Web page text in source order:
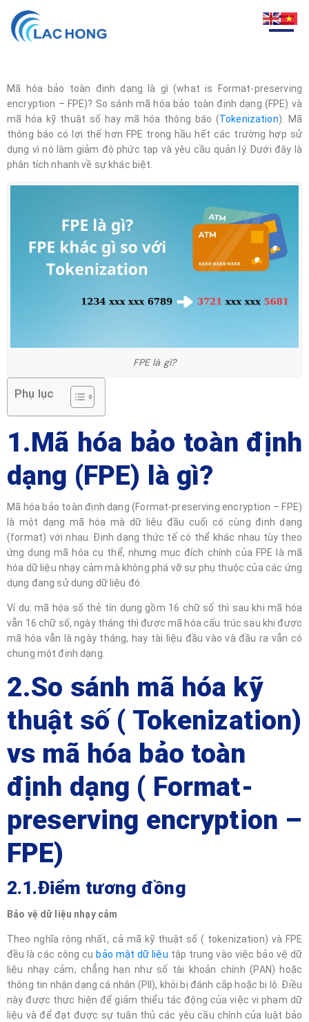
Mã hóa bảo toàn định dạng là gì (what is Format-preserving
encryption – FPE)? So sánh mã hóa bảo toàn định dạng (FPE) và
mã hóa kỹ thuật số hay mã hóa thông báo (Tokenization). Mã
thông báo có lợi thế hơn FPE trong hầu hết các trường hợp sử
dụng vì nó làm giảm độ phức tạp và yêu cầu quản lý. Dưới đây là
phân tích nhanh về sự khác biệt.
FPE là gì?
Phụ lục
1.Mã hóa bảo toàn định
dạng (FPE) là gì?
Mã hóa bảo toàn định dạng (Format-preserving encryption – FPE)
là một dạng mã hóa mà dữ liệu đầu cuối có cùng định dạng
(format) với nhau. Định dạng thức tế có thể khác nhau tùy theo
ứng dụng mã hóa cụ thể, nhưng mục đích chính của FPE là mã
hóa dữ liệu nhạy cảm mà không phá vỡ sự phụ thuộc của các ứng
dụng đang sử dụng dữ liệu đó.
Ví dụ: mã hóa số thẻ tín dụng gồm 16 chữ số thì sau khi mã hóa
vẫn 16 chữ số, ngày tháng thì được mã hóa cấu trúc sau khi được
mã hóa vẫn là ngày tháng, hay tài liệu đầu vào và đầu ra vẫn có
chung một định dạng.
2.So sánh mã hóa kỹ
thuật số ( Tokenization)
vs mã hóa bảo toàn
định dạng ( Format-
preserving encryption –
FPE)
2.1.Điểm tương đồng
Bảo vệ dữ liệu nhạy cảm
Theo nghĩa rộng nhất, cả mã kỹ thuật số ( tokenization) và FPE
đều là các công cụ bảo mật dữ liệu tập trung vào việc bảo vệ dữ
liệu nhạy cảm, chẳng hạn như số tài khoản chính (PAN) hoặc
thông tin nhận dạng cá nhân (PII), khỏi bị đánh cắp hoặc bị lộ. Điều
này được thực hiện để giảm thiểu tác động của việc vi phạm dữ
liệu và để đạt được sự tuân thủ các yêu cầu chính của luật bảo